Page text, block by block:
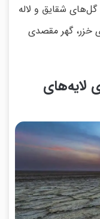
شقایق و لاله
خزر، گهر مقصدی
لایه‌های